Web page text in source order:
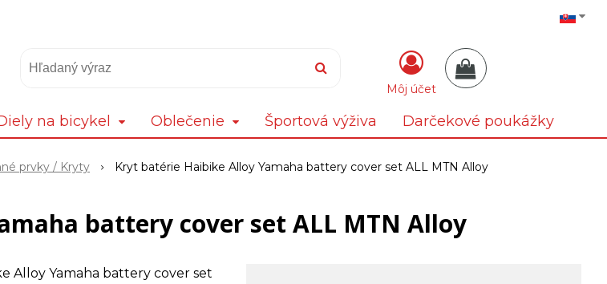
Môj účet
na bicykel Oblečenie Športová výživa Darčekové poukážky
prvky / Kryty Kryt batérie Haibike Alloy Yamaha battery cover set ALL MTN Alloy
battery cover set ALL MTN Alloy
Alloy Yamaha battery cover set